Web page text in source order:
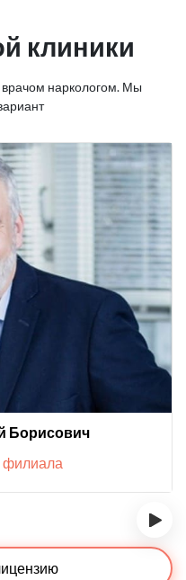
клиники
наркологом. Мы
Борисович
филиала
›